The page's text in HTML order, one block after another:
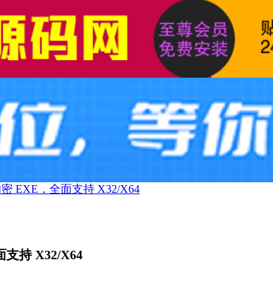
EXE，全面支持 X32/X64
支持 X32/X64